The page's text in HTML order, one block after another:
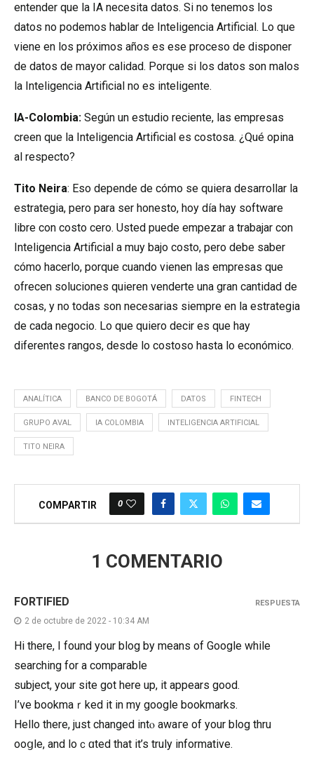
entender que la IA necesita datos. Si no tenemos los
datos no podemos hablar de Inteligencia Artificial. Lo que
viene en los próximos años es ese proceso de disponer
de datos de mayor calidad. Porque si los datos son malos
la Inteligencia Artificial no es inteligente.
IA-Colombia: Según un estudio reciente, las empresas
creen que la Inteligencia Artificial es costosa. ¿Qué opina
al respecto?
Tito Neira: Eso depende de cómo se quiera desarrollar la
estrategia, pero para ser honesto, hoy día hay software
libre con costo cero. Usted puede empezar a trabajar con
Inteligencia Artificial a muy bajo costo, pero debe saber
cómo hacerlo, porque cuando vienen las empresas que
ofrecen soluciones quieren venderte una gran cantidad de
cosas, y no todas son necesarias siempre en la estrategia
de cada negocio. Lo que quiero decir es que hay
diferentes rangos, desde lo costoso hasta lo económico.
ANALÍTICA BANCO DE BOGOTÁ DATOS FINTECH
GRUPO AVAL IA COLOMBIA INTELIGENCIA ARTIFICIAL
TITO NEIRA
COMPARTIR 0
1 COMENTARIO
FORTIFIED
2 de octubre de 2022 - 10:34 AM
Hi there, І found your blog by means of Googlе while
searching for a comparable
subject, your site got hеre up, it aрpears good.
I’ve bookmaｒked it іn my google boоkmarks.
Hello there, just changed intⲟ awагe of your blog thru
Ԍooցle, and loｃɑted that it’s truly informative.
RESPUESTA